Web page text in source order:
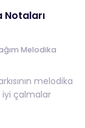
Notaları
Melodika
melodika
iyi çalmalar